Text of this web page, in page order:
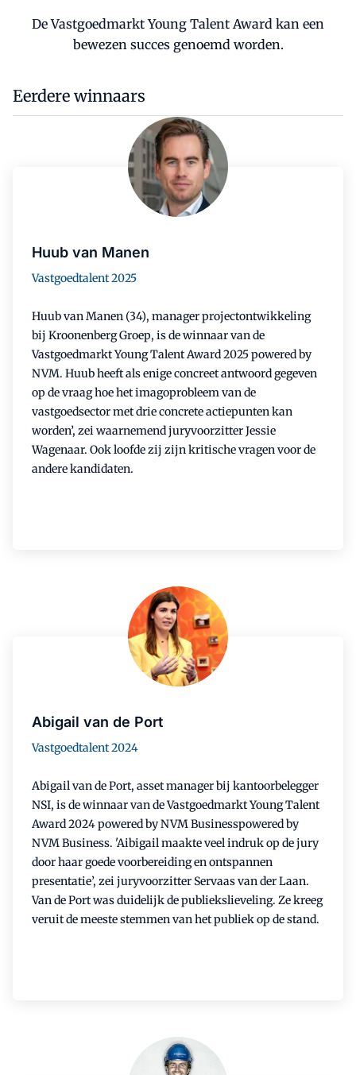
De Vastgoedmarkt Young Talent Award kan een
bewezen succes genoemd worden.
Eerdere winnaars
Huub van Manen
Vastgoedtalent 2025
Huub van Manen (34), manager projectontwikkeling
bij Kroonenberg Groep, is de winnaar van de
Vastgoedmarkt Young Talent Award 2025 powered by
NVM. Huub heeft als enige concreet antwoord gegeven
op de vraag hoe het imagoprobleem van de
vastgoedsector met drie concrete actiepunten kan
worden’, zei waarnemend juryvoorzitter Jessie
Wagenaar. Ook loofde zij zijn kritische vragen voor de
andere kandidaten.
Abigail van de Port
Vastgoedtalent 2024
Abigail van de Port, asset manager bij kantoorbelegger
NSI, is de winnaar van de Vastgoedmarkt Young Talent
Award 2024 powered by NVM Businesspowered by
NVM Business. 'Aibigail maakte veel indruk op de jury
door haar goede voorbereiding en ontspannen
presentatie’, zei juryvoorzitter Servaas van der Laan.
Van de Port was duidelijk de publiekslieveling. Ze kreeg
veruit de meeste stemmen van het publiek op de stand.